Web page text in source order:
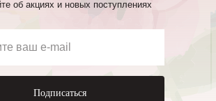
об акциях и новых поступлениях
Подписаться